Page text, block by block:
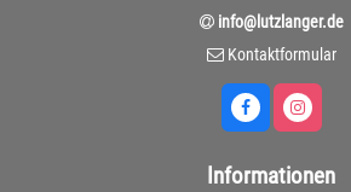
info@lutzlanger.de
Kontaktformular
Informationen